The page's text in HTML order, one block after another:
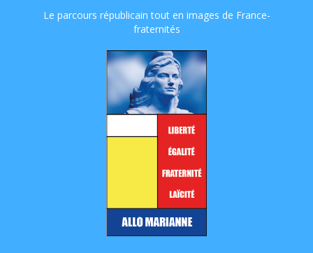
Le parcours républicain tout en images de France-
fraternités